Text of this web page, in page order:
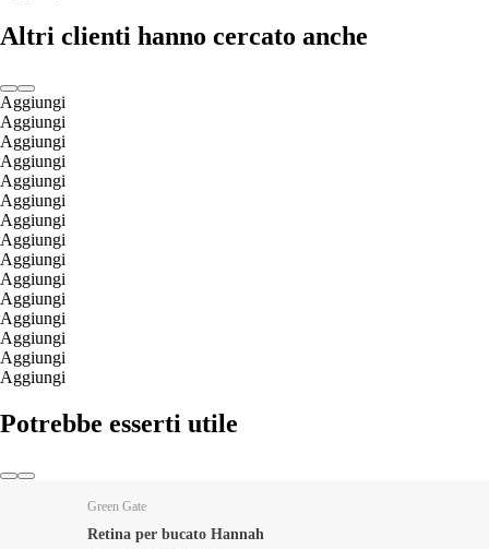
Altri clienti hanno cercato anche
Aggiungi
Aggiungi
Aggiungi
Aggiungi
Aggiungi
Aggiungi
Aggiungi
Aggiungi
Aggiungi
Aggiungi
Aggiungi
Aggiungi
Aggiungi
Aggiungi
Aggiungi
Potrebbe esserti utile
Green Gate
Retina per bucato Hannah